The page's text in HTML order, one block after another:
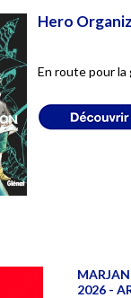
Hero
En route pour la
2026 -